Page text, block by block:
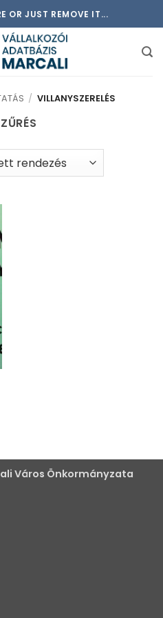
OR JUST REMOVE IT...
/ VILLANYSZERELÉS
Város Önkormányzata